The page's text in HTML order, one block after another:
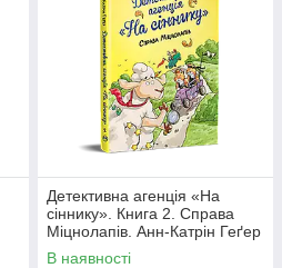
Детективна агенція «На
сіннику». Книга 2. Справа
Міцнолапів. Анн-Катрін Геґер
В наявності